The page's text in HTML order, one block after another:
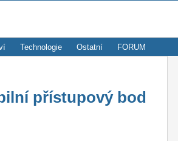
Technologie Ostatní FORUM
přístupový bod